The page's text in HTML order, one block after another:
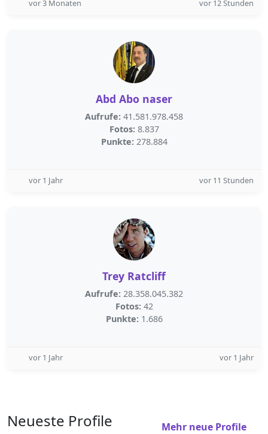
vor 3 Monaten vor 12 Stunden
Abd Abo naser
Aufrufe: 41.581.978.458
Fotos: 8.837
Punkte: 278.884
vor 1 Jahr vor 11 Stunden
Trey Ratcliff
Aufrufe: 28.358.045.382
Fotos: 42
Punkte: 1.686
vor 1 Jahr vor 1 Jahr
Neueste Profile Mehr neue Profile